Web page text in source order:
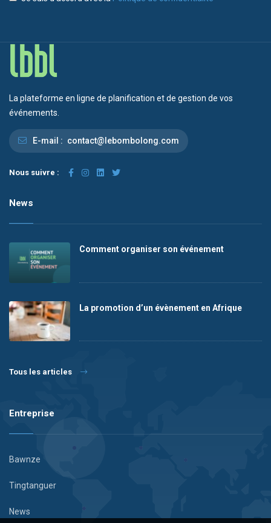
La plateforme en ligne de planification et de gestion de vos
événements.
E-mail : contact@lebombolong.com
Nous suivre :
News
Comment organiser son événement
La promotion d’un évènement en Afrique
Tous les articles
Entreprise
Bawnze
Tingtanguer
News